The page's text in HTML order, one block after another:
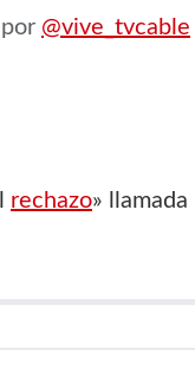
por @vive_tvcable
rechazo»